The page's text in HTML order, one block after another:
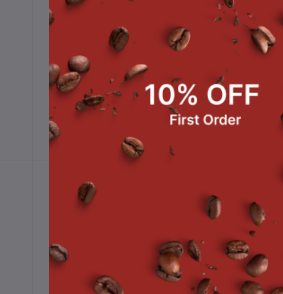
หยิบใส่ตะกร้า
แก้วตวง 45 ml/6 หยิบใส่ตะกร้า
หยิบใส่ตะกร้า
หลอดชาไข่มุกปลายแหลม
หยิบใส่ตะกร้า
หลอดชาไข่มุกปลายแหลม